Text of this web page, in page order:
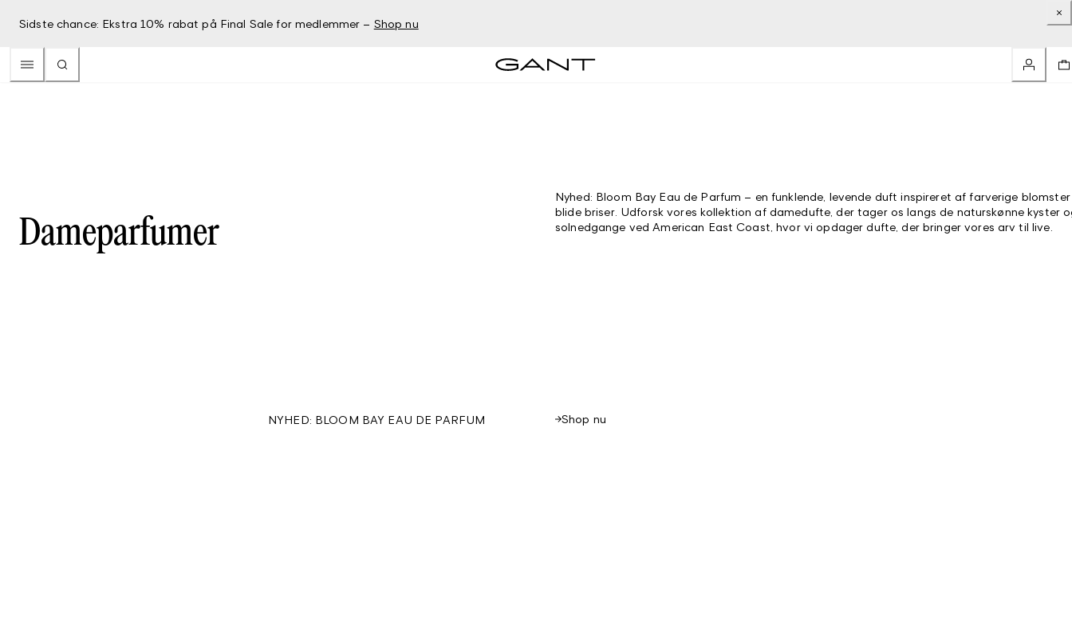
Sidste chance: Ekstra 10% rabat på Final Sale for medlemmer – Shop nu
Dameparfumer
Nyhed: Bloom Bay Eau de Parfum – en funklende, levende duft inspireret af farverige
blide briser. Udforsk vores kollektion af damedufte, der tager os langs de naturskønne kyster
solnedgange ved American East Coast, hvor vi opdager dufte, der bringer vores arv til live.
NYHED: BLOOM BAY EAU DE PARFUM Shop nu